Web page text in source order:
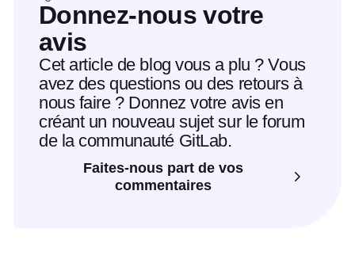
Donnez-nous votre
avis
Cet article de blog vous a plu ? Vous
avez des questions ou des retours à
nous faire ? Donnez votre avis en
créant un nouveau sujet sur le forum
de la communauté GitLab.
Faites-nous part de vos
commentaires